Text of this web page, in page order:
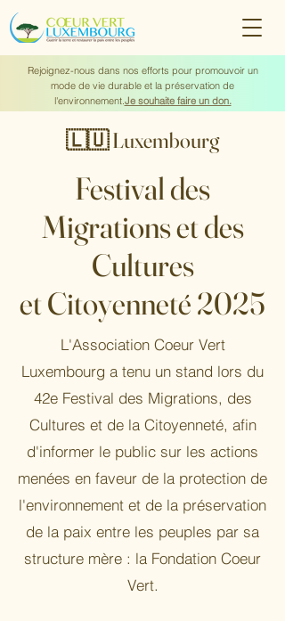
Rejoignez-nous dans nos efforts pour promouvoir un
mode de vie durable et la préservation de
l'environnement.Je souhaite faire un don.
🇱🇺 Luxembourg
Festival des
Migrations et des
Cultures
et Citoyenneté 2025
L'Association Coeur Vert
Luxembourg a tenu un stand lors du
42e Festival des Migrations, des
Cultures et de la Citoyenneté, afin
d'informer le public sur les actions
menées en faveur de la protection de
l'environnement et de la préservation
de la paix entre les peuples par sa
structure mère : la Fondation Coeur
Vert.